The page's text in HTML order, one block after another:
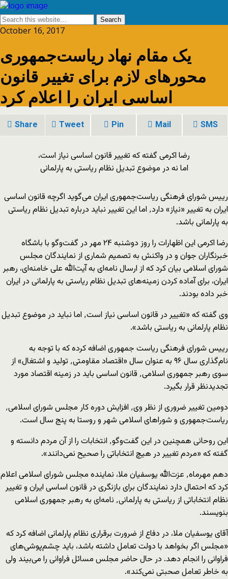
October 16, 2017
یک مقام نهاد ریاست‌جمهوری
محورهای لازم برای تغییر قانون
اساسی ایران را اعلام کرد
Share Tweet Pin Mail SMS
رضا اکرمی گفته که تغییر قانون اساسی نیاز است،
اما نه در موضوع تبدیل نظام ریاستی به پارلمانی
رییس شورای فرهنگی ریاست‌جمهوری ایران می‌گوید اگرچه قانون اساسی
ایران به تغییر «نیاز» دارد٬ اما این تغییر نباید درباره تبدیل نظام ریاستی
به پارلمانی باشد.
رضا اکرمی این اظهارات را روز دوشنبه ۲۴ مهر در گفت‌و‌گو با باشگاه
خبرنگاران جوان و در واکنش به تصمیم شماری از نمایندگان مجلس
شورای اسلامی بیان کرد که از ارسال نامه‌ای به آیت‌الله علی خامنه‌ای، رهبر
ایران، برای آماده کردن زمینه‌های تبدیل نظام ریاستی به پارلمانی در ایران
خبر داده بودند.
وی گفته که «تغییر در قانون اساسی نیاز است٬ اما نباید در موضوع تبدیل
نظام پارلمانی به ریاستی باشد».
رییس شورای فرهنگی ریاست جمهوری اضافه کرده که با توجه به
نام‌گذاری سال ۹۶ به عنوان سال «اقتصاد مقاومتی٬ تولید و اشتغال» از
سوی رهبر جمهوری اسلامی٬ قانون اساسی باید در زمینه اقتصاد مورد
تجدیدنظر قرار بگیرد.
دومین تغییر ضروری از نظر وی٬ افزایش دوره کار مجلس شورای اسلامی٬
ریاست‌جمهوری و شوراهای اسلامی شهر و روستا به پنج سال است.
این روحانی همچنین در این گفت‌و‌گو٬ انتخابات را از آن مردم دانسته و
گفته که «مردم تغییر در هیچ انتخاباتی را صحیح نمی‌دانند».
دهم مهرماه٬ عزت‌الله یوسفیان ملا، نماینده مجلس شورای اسلامی اعلام
کرد که احتمال دارد نمایندگان برای بازنگری در قانون اساسی ایران و تغییر
نظام انتخاباتی از ریاستی به پارلمانی٬ نامه‌ای به رهبر جمهوری اسلامی
بنویسند.
آقای یوسفیان ملا، در دفاع از ضرورت برقراری نظام پارلمانی اضافه کرد که
«مجلس اگر بخواهد با دولت تعامل داشته باشد، باید چشم‌پوشی‌های
فراوانی را انجام دهد. در حال حاضر مجلس مسائل فراوانی را می‌بیند ولی
به خاطر تعامل صحبتی نمی‌کند».